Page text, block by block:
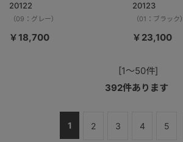
20122
（09：グレー）
￥18,700
20123
（01：ブラック）
￥23,100
[1～50件]
392件あります
1 2 3 4 5